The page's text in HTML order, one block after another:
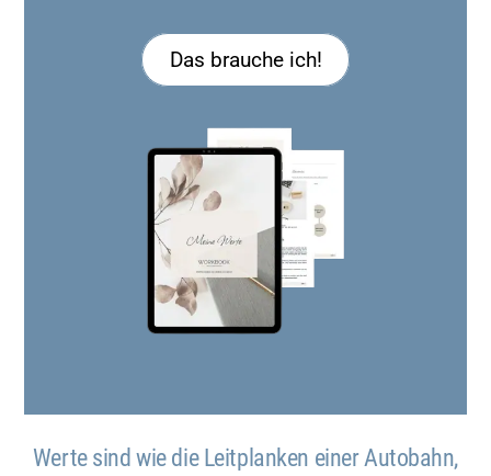
Das brauche ich!
Werte sind wie die Leitplanken einer Autobahn,